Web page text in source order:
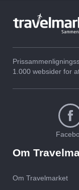
1.000 websider for
Om
Om Travelmarket